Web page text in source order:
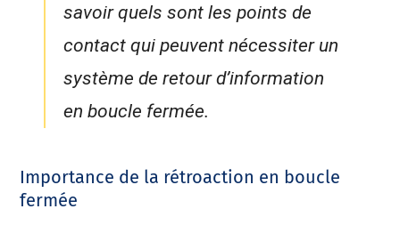
savoir quels sont les points de
contact qui peuvent nécessiter un
système de retour d’information
en boucle fermée.
Importance de la rétroaction en boucle
fermée